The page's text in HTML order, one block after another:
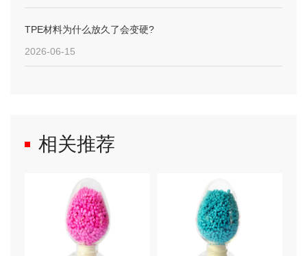
TPE材料为什么放久了会变硬?
2026-06-15
相关推荐